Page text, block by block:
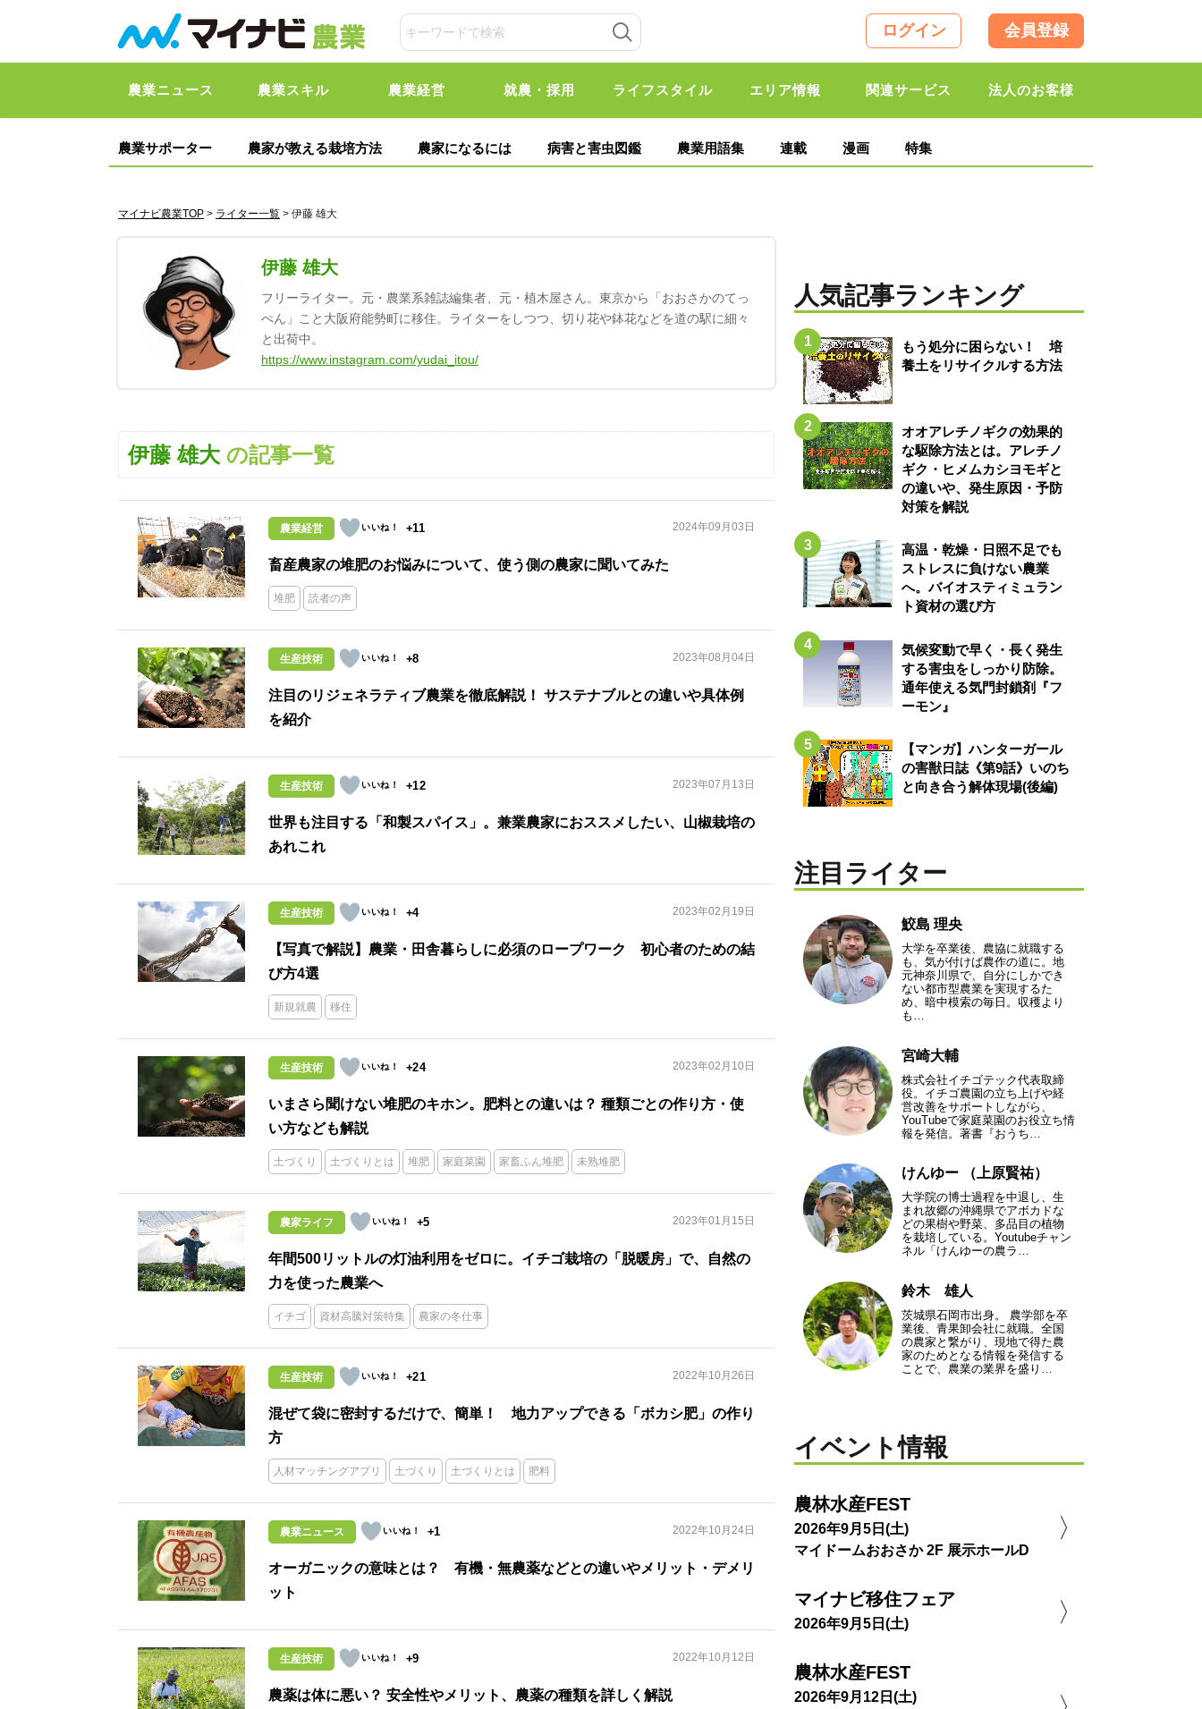
ログイン 会員登録
農業ニュース 農業スキル 農業経営 就農・採用 ライフスタイル エリア情報 関連サービス 法人のお客様
農業サポーター 農家が教える栽培方法 農家になるには 病害と害虫図鑑 農業用語集 連載 漫画 特集
マイナビ農業TOP > ライター一覧 > 伊藤 雄大
伊藤 雄大
フリーライター。元・農業系雑誌編集者、元・植木屋さん。東京から「おおさかのてっ
ぺん」こと大阪府能勢町に移住。ライターをしつつ、切り花や鉢花などを道の駅に細々
と出荷中。
https://www.instagram.com/yudai_itou/
伊藤 雄大 の記事一覧
農業経営 +11 2024年09月03日
畜産農家の堆肥のお悩みについて、使う側の農家に聞いてみた
堆肥 読者の声
生産技術 +8 2023年08月04日
注目のリジェネラティブ農業を徹底解説！ サステナブルとの違いや具体例
を紹介
生産技術 +12 2023年07月13日
世界も注目する「和製スパイス」。兼業農家におススメしたい、山椒栽培の
あれこれ
生産技術 +4 2023年02月19日
【写真で解説】農業・田舎暮らしに必須のロープワーク 初心者のための結
び方4選
新規就農 移住
生産技術 +24 2023年02月10日
いまさら聞けない堆肥のキホン。肥料との違いは？ 種類ごとの作り方・使
い方なども解説
土づくり 土づくりとは 堆肥 家庭菜園 家畜ふん堆肥 未熟堆肥
農家ライフ +5 2023年01月15日
年間500リットルの灯油利用をゼロに。イチゴ栽培の「脱暖房」で、自然の
力を使った農業へ
イチゴ 資材高騰対策特集 農家の冬仕事
生産技術 +21 2022年10月26日
混ぜて袋に密封するだけで、簡単！ 地力アップできる「ボカシ肥」の作り
方
人材マッチングアプリ 土づくり 土づくりとは 肥料
農業ニュース +1 2022年10月24日
オーガニックの意味とは？ 有機・無農薬などとの違いやメリット・デメリ
ット
生産技術 +9 2022年10月12日
農薬は体に悪い？ 安全性やメリット、農薬の種類を詳しく解説
人気記事ランキング
もう処分に困らない！ 培
養土をリサイクルする方法
オオアレチノギクの効果的
な駆除方法とは。アレチノ
ギク・ヒメムカシヨモギと
の違いや、発生原因・予防
対策を解説
高温・乾燥・日照不足でも
ストレスに負けない農業
へ。バイオスティミュラン
ト資材の選び方
気候変動で早く・長く発生
する害虫をしっかり防除。
通年使える気門封鎖剤『フ
ーモン』
【マンガ】ハンターガール
の害獣日誌《第9話》いのち
と向き合う解体現場(後編)
注目ライター
鮫島 理央
大学を卒業後、農協に就職する
も、気が付けば農作の道に。地
元神奈川県で、自分にしかでき
ない都市型農業を実現するた
め、暗中模索の毎日。収穫より
も…
宮崎大輔
株式会社イチゴテック代表取締
役。イチゴ農園の立ち上げや経
営改善をサポートしながら、
YouTubeで家庭菜園のお役立ち情
報を発信。著書『おうち…
けんゆー （上原賢祐）
大学院の博士過程を中退し、生
まれ故郷の沖縄県でアボカドな
どの果樹や野菜、多品目の植物
を栽培している。Youtubeチャン
ネル「けんゆーの農ラ…
鈴木 雄人
茨城県石岡市出身。 農学部を卒
業後、青果卸会社に就職。全国
の農家と繋がり、現地で得た農
家のためとなる情報を発信する
ことで、農業の業界を盛り…
イベント情報
農林水産FEST
2026年9月5日(土)
マイドームおおさか 2F 展示ホールD
マイナビ移住フェア
2026年9月5日(土)
農林水産FEST
2026年9月12日(土)